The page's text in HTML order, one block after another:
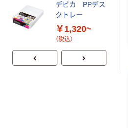
デビカ PPデス
クトレー
￥1,320~
（税込）